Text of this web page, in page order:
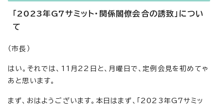
「2023年G7サミット・関係閣僚会合の誘致」につい
て
（市長）
はい。それでは、11月22日と、月曜日で、定例会見を初めてゃ
あと思います。
まず、おはようございます。本日はまず、「2023年G7サミッ